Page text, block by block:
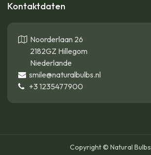
Kontaktdaten
Noorderlaan 26
2182GZ Hillegom
Niederlande
smile@naturalbulbs.nl
+3 1235477900
Copyright © Natural Bulbs